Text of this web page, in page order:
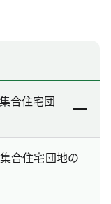
合住宅団
合住宅団地の